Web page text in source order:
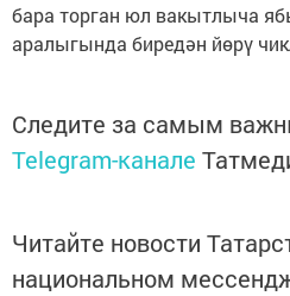
бара торган юл вакытлыча
аралыгында биредән йөрү
Следите за самым
Telegram-канале
Читайте новости
национальном